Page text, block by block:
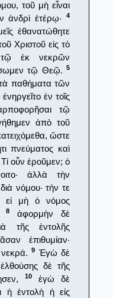
τοῦ μὴ εἶναι
ἀνδρὶ ἑτέρῳ·
4
ἐθανατώθητε
Χριστοῦ εἰς τὸ
τῷ ἐκ νεκρῶν
τῷ Θεῷ. 5
παθήματα τῶν
ἐν τοῖς
τῷ
ἀπὸ τοῦ
ὥστε
πνεύματος καὶ
Τί οὖν ἐροῦμεν; ὁ
ἀλλὰ τὴν
νόμου· τήν τε
εἰ μὴ ὁ νόμος
8
ἀφορμὴν δὲ
τῆς ἐντολῆς
ἐπιθυμίαν·
νεκρά.9 Ἐγὼ δὲ
δὲ τῆς
10ἐγὼ δὲ
ἡ ἐντολὴ ἡ εἰς